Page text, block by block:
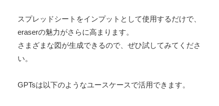
スプレッドシートをインプットとして使用するだけで、
eraserの魅力がさらに高まります。
さまざまな図が生成できるので、ぜひ試してみてくださ
い。
GPTsは以下のようなユースケースで活用できます。